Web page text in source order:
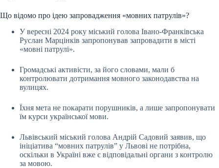
Що відомо про ідею запровадження «мовних патрулів»?
У вересні 2024 року міський голова Івано-Франківська
Руслан Марцінків запропонував запровадити в місті
«мовні патрулі».
Громадські активісти, за його словами, мали б
контролювати дотримання мовного законодавства на
вулицях.
Їхня мета не покарати порушників, а лише запропонувати
їм курси української мови.
Львівський міський голова Андрій Садовий заявив, що
ініціатива “мовних патрулів” у Львові не потрібна,
оскільки в Україні вже є відповідальні органи з контролю
за мовою.